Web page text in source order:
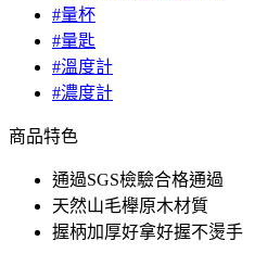
#量杯
#量匙
#溫度計
#濃度計
商品特色
通過SGS檢驗合格通過
天然山毛櫸原木材質
握柄加厚好拿好握不燙手